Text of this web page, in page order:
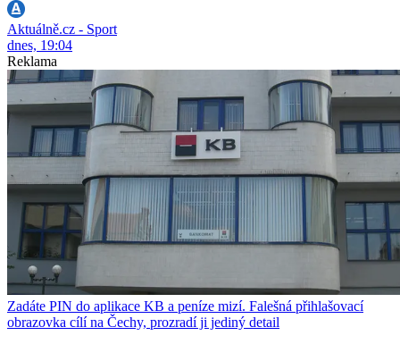
Aktuálně.cz - Sport
dnes, 19:04
Reklama
Zadáte PIN do aplikace KB a peníze mizí. Falešná přihlašovací
obrazovka cílí na Čechy, prozradí ji jediný detail